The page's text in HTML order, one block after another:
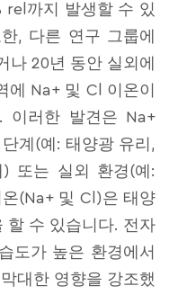
rel까지 발생할 수 있
, 다른 연구 그룹에
나 20년 동안 실외에
에 Na+ 및 Cl 이온이
이러한 발견은 Na+
계(예: 태양광 유리,
또는 실외 환경(예:
(Na+ 및 Cl)은 태양
할 수 있습니다. 전자
도가 높은 환경에서
대한 영향을 강조했